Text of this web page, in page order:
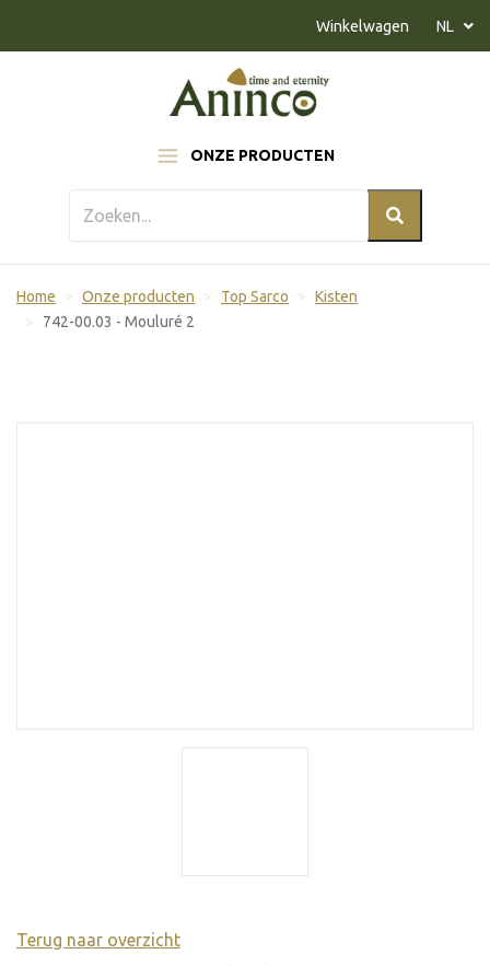
ONZE PRODUCTEN
Winkelwagen NL
Home Onze producten Top Sarco
Kisten
742-00.03 - Mouluré 2
Terug naar overzicht